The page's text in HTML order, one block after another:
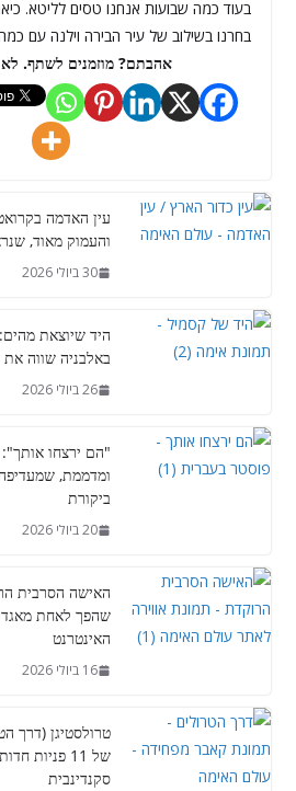
בעוד כמה שבועות אנחנו טסים לליטא.
בחרנו בשילוב של עיר הבירה וילנה עם
אהבתם? מוזמנים לשתף.
עין האדמה
והעמוק מאוד,
30 ביולי 2026
היד שיוצאת
באלבניה שווה את
26 ביולי 2026
"הם ירצחו
ביקורת
20 ביולי 2026
האישה הסרבית
שהפך לאחת
האינטרנט
16 ביולי 2026
טרולסטיגן (דרך
של 11 פניות
סקנדינבית